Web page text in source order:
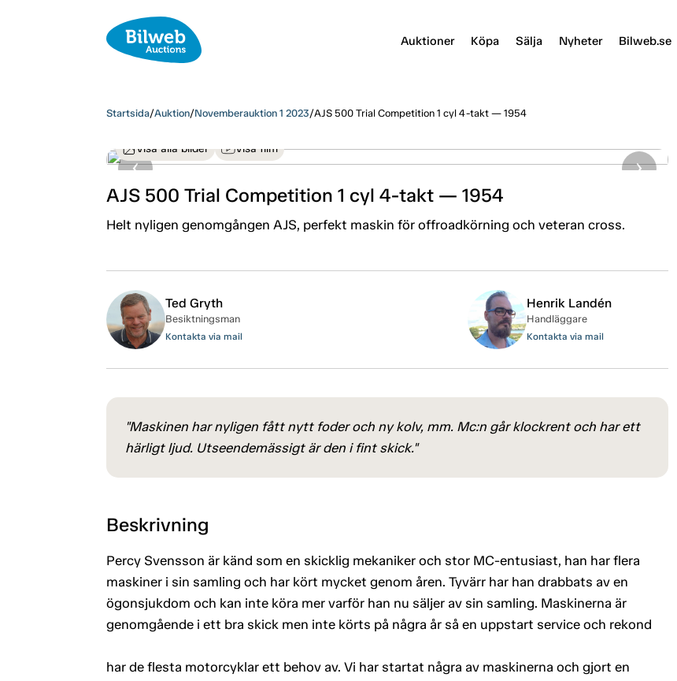
Auktioner Köpa Sälja Nyheter Bilweb.se
Startsida/Auktion/Novemberauktion 1 2023/AJS 500 Trial Competition 1 cyl 4-takt — 1954
Visa alla bilder Visa film
AJS 500 Trial Competition 1 cyl 4-takt — 1954
Helt nyligen genomgången AJS, perfekt maskin för offroadkörning och veteran cross.
Ted Gryth
Besiktningsman
Kontakta via mail
Henrik Landén
Handläggare
Kontakta via mail
"Maskinen har nyligen fått nytt foder och ny kolv, mm. Mc:n går klockrent och har ett
härligt ljud. Utseendemässigt är den i fint skick."
Beskrivning
Percy Svensson är känd som en skicklig mekaniker och stor MC-entusiast, han har flera
maskiner i sin samling och har kört mycket genom åren. Tyvärr har han drabbats av en
ögonsjukdom och kan inte köra mer varför han nu säljer av sin samling. Maskinerna är
genomgående i ett bra skick men inte körts på några år så en uppstart service och rekond
har de flesta motorcyklar ett behov av. Vi har startat några av maskinerna och gjort en